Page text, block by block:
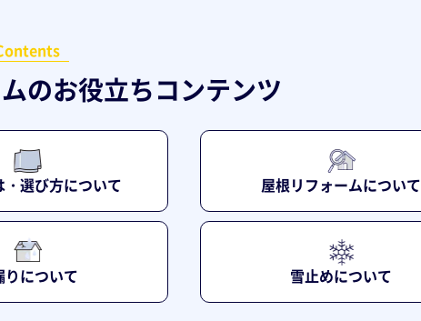
のお役立ちコンテンツ
選び方について 屋根リフォームについて
りについて 雪止めについて